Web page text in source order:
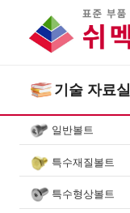
기술 자료실
일반볼트
특수재질볼트
특수형상볼트